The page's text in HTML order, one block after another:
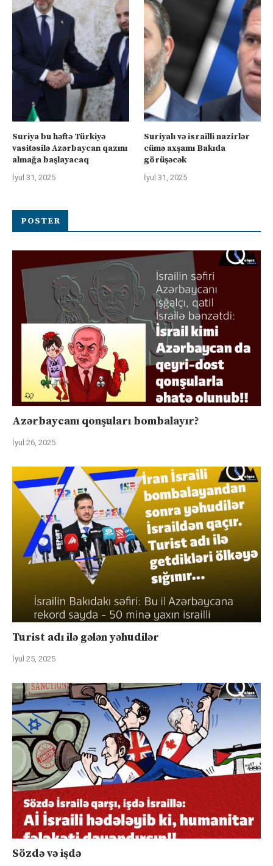
Suriya bu həftə Türkiyə
vasitəsilə Azərbaycan qazını
almağa başlayacaq
İyul 31, 2025
Suriyalı və israilli nazirlər
cümə axşamı Bakıda
görüşəcək
İyul 31, 2025
POSTER
Azərbaycanı qonşuları bombalayır?
İyul 26, 2025
Turist adı ilə gələn yəhudilər
İyul 25, 2025
Sözdə və işdə